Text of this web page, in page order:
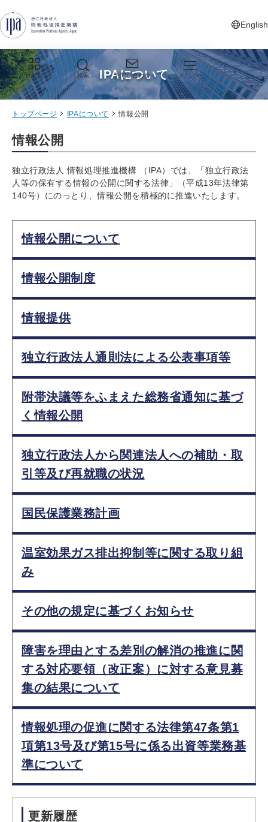
English
新しいタ
目的別 検索 お問い合わせ メニュー
IPAについて
トップページ IPAについて 情報公開
情報公開
独立行政法人 情報処理推進機構 （IPA）では、「独立行政法
人等の保有する情報の公開に関する法律」（平成13年法律第
140号）にのっとり、情報公開を積極的に推進いたします。
情報公開について
情報公開制度
情報提供
独立行政法人通則法による公表事項等
附帯決議等をふまえた総務省通知に基づ
く情報公開
独立行政法人から関連法人への補助・取
引等及び再就職の状況
国民保護業務計画
温室効果ガス排出抑制等に関する取り組
み
その他の規定に基づくお知らせ
障害を理由とする差別の解消の推進に関
する対応要領（改正案）に対する意見募
集の結果について
情報処理の促進に関する法律第47条第1
項第13号及び第15号に係る出資等業務基
準について
更新履歴